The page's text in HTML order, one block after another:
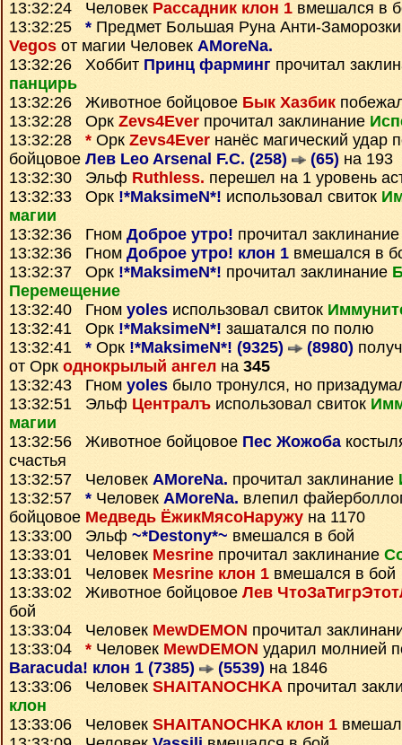
13:32:24 Человек Рассадник клон 1 вмешался в
13:32:25 * Предмет Большая Руна Анти-Заморозки
Vegos от магии Человек AMoreNa.
13:32:26 Хоббит Принц фарминг прочитал
панцирь
13:32:26 Животное бойцовое Бык Хазбик
13:32:28 Орк Zevs4Ever прочитал заклинание
13:32:28 * Орк Zevs4Ever нанёс магический удар
бойцовое Лев Leo Arsenal F.C. (258) (65) на 193
13:32:30 Эльф Ruthless. перешел на 1 уровень
13:32:33 Орк !*MaksimeN*! использовал свиток
магии
13:32:36 Гном Доброе утро! прочитал
13:32:36 Гном Доброе утро! клон 1 вмешался в
13:32:37 Орк !*MaksimeN*! прочитал заклинание
Перемещение
13:32:40 Гном yoles использовал свиток
13:32:41 Орк !*MaksimeN*! зашатался по полю
13:32:41 * Орк !*MaksimeN*! (9325) (8980)
от Орк однокрылый ангел на 345
13:32:43 Гном yoles было тронулся, но
13:32:51 Эльф Централъ использовал свиток
магии
13:32:56 Животное бойцовое Пес Жожоба
счастья
13:32:57 Человек AMoreNa. прочитал заклинание
13:32:57 * Человек AMoreNa. влепил
бойцовое Медведь ЁжикМясоНаружу на 1170
13:33:00 Эльф ~*Destony*~ вмешался в бой
13:33:01 Человек Mesrine прочитал заклинание
13:33:01 Человек Mesrine клон 1 вмешался в бой
13:33:02 Животное бойцовое Лев
бой
13:33:04 Человек MewDEMON прочитал
13:33:04 * Человек MewDEMON ударил молнией
Baracuda! клон 1 (7385)
(5539) на 1846
13:33:06 Человек SHAITANOCHKA прочитал
клон
13:33:06 Человек SHAITANOCHKA клон 1